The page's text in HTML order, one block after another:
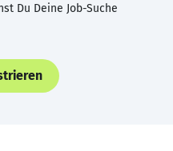
Du Deine Job-Suche